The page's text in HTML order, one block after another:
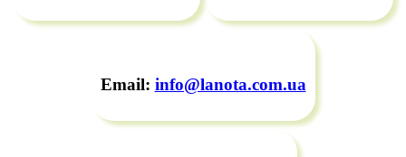
Email: info@lanota.com.ua